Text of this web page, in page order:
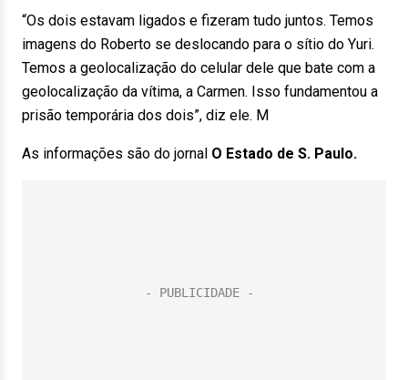
“Os dois estavam ligados e fizeram tudo juntos. Temos
imagens do Roberto se deslocando para o sítio do Yuri.
Temos a geolocalização do celular dele que bate com a
geolocalização da vítima, a Carmen. Isso fundamentou a
prisão temporária dos dois”, diz ele. M
As informações são do jornal O Estado de S. Paulo.